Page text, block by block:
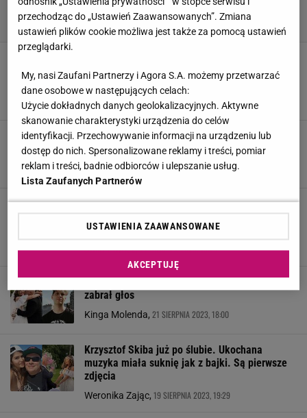
Kolorowo nie było. "Dla mnie to była trudna
Magdalena Mućka,26 SIERPNIA 2023, 21:01
Karolina Skiba nie mogła powstrzymać łez na
ślubie. "To nas kompletnie rozkleiło"
Karolina Sobocińska,24 SIERPNIA 2023, 19:56
Dumny Skiba chwali się, jakie osobistości
zaprosił na ślub. Lista jest długa. "Grabowski
poprosił mnie do tańca"
Julia Panicz,22 SIERPNIA 2023, 19:49
Krzysztof Skiba nie zaprosił syna na ślub. Tytus
zabrał głos
Kinga Molenda, 21 SIERPNIA 2023, 18:00
Krzysztof Skiba już po ślubie. Ukochana
muzyka miała suknię jak z bajki. Są pierwsze
zdjęcia
Weronika Zając, 19 SIERPNIA 2023, 19:29
przechodząc do „Ustawień Zaawansowanych”. Zmiana
ustawień plików cookie możliwa jest także za pomocą ustawień
przeglądarki.
My, nasi Zaufani Partnerzy i Agora S.A. możemy przetwarzać
dane osobowe w następujących celach:
Użycie dokładnych danych geolokalizacyjnych. Aktywne
skanowanie charakterystyki urządzenia do celów
identyfikacji. Przechowywanie informacji na urządzeniu lub
dostęp do nich. Spersonalizowane reklamy i treści, pomiar
reklam i treści, badnie odbiorców i ulepszanie usług.
Lista Zaufanych Partnerów
USTAWIENIA ZAAWANSOWANE
AKCEPTUJĘ